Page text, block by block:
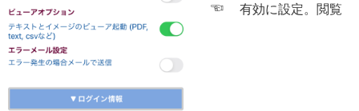
☜ 有効に設定。閲覧